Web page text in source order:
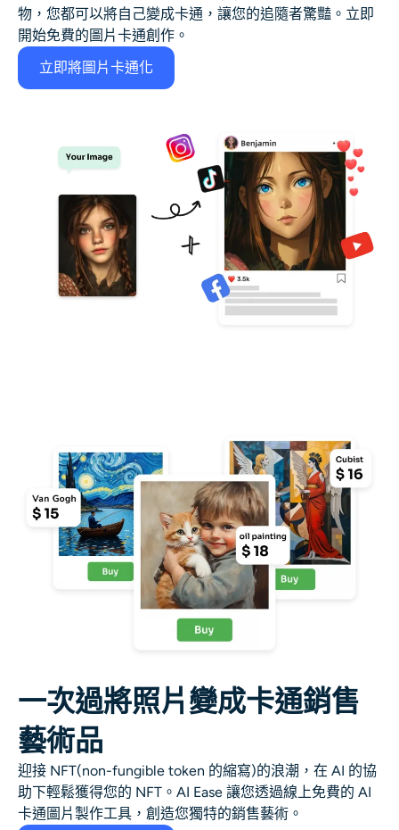
物，您都可以將自己變成卡通，讓您的追隨者驚豔。立即
開始免費的圖片卡通創作。
立即將圖片卡通化
一次過將照片變成卡通銷售
藝術品
迎接 NFT(non-fungible token 的縮寫)的浪潮，在 AI 的協
助下輕鬆獲得您的 NFT。AI Ease 讓您透過線上免費的 AI
卡通圖片製作工具，創造您獨特的銷售藝術。